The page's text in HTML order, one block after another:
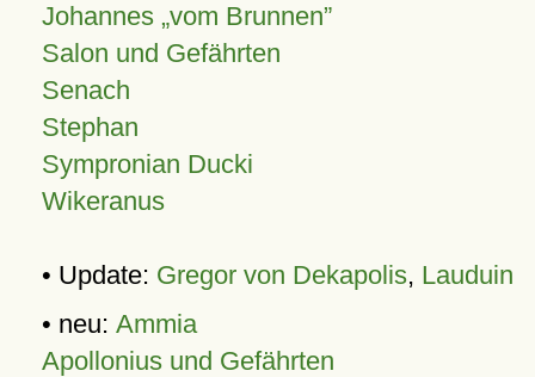
Johannes vom Brunnen
Salon und Gefährten
Senach
Stephan
Sympronian Ducki
Wikeranus
• Update: Gregor von Dekapolis, Lauduin
• neu: Ammia
Apollonius und Gefährten